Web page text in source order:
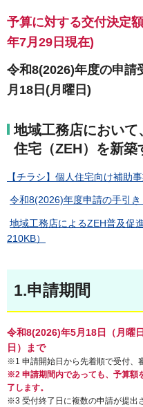
予算に対する交付決定
年7月29日現在)
令和8(2026)年度の申請
月18日(月曜日)
地域工務店におい
住宅（ZEH）を新築
【チラシ】個人住宅向け補助
令和8(2026)年度申請の手引き
地域工務店によるZEH普及促
210KB）
1.申請期間
令和8(2026)年5月18日（月曜
日）まで
※1 申請開始日から先着順で受付、
※2 申請期間内であっても、予算額
了します。
※3 受付終了日に複数の申請が提出